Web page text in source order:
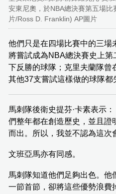
安東尼奧，於NBA總決賽第五場
片/Ross D. Franklin) AP圖片
他們只是在四場比賽中的三場
將嘗試成為NBA總決賽史上
下反勝的球隊；克里夫蘭隊曾
其他37支嘗試這樣做的球隊都
馬刺隊後衛史提芬·卡素表示
們整年都在創造歷史，並且證
而出。所以，我並不認為這次
文班亞馬亦有同感。
馬刺隊知道他們足夠出色。他
一節首節，卻將這些優勢浪費